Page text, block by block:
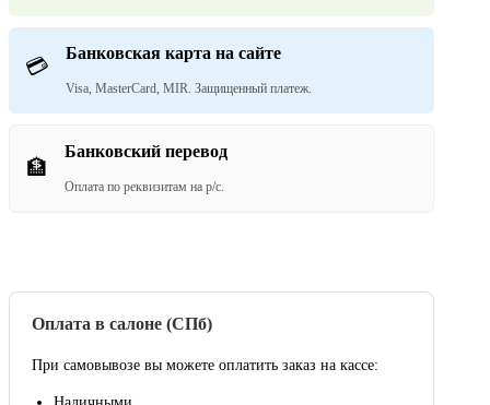
💳
Банковская карта на сайте
Visa, MasterCard, MIR. Защищенный платеж.
🏦
Банковский перевод
Оплата по реквизитам на р/с.
Оплата в салоне (СПб)
При самовывозе вы можете оплатить заказ на кассе: